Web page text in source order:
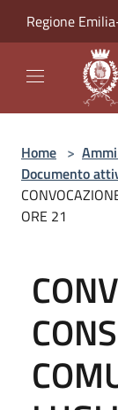
Regione
Home >
Documento
ORE 21